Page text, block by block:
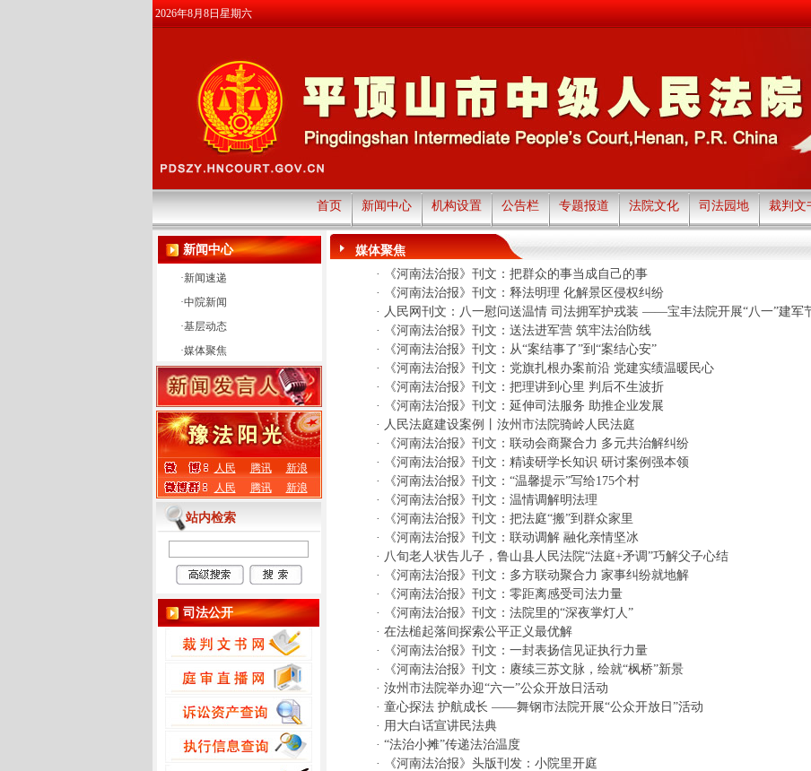
2026年8月8日星期六
首页 新闻中心 机构设置 公告栏 专题报道 法院文化 司法园地 裁判文
新闻中心
·新闻速递
·中院新闻
·基层动态
·媒体聚焦
人民 腾讯
新浪
人民
腾讯 新浪
站内检索
司法公开
媒体聚焦
·
《河南法治报》刊文：把群众的事当成自己的事
·
《河南法治报》刊文：释法明理 化解景区侵权纠纷
· 人民网刊文：八一慰问送温情 司法拥军护戎装 ——宝丰法院开展“八一”建军
·
《河南法治报》刊文：送法进军营 筑牢法治防线
·
《河南法治报》刊文：从“案结事了”到“案结心安”
·
《河南法治报》刊文：党旗扎根办案前沿 党建实绩温暖民心
·
《河南法治报》刊文：把理讲到心里 判后不生波折
·
《河南法治报》刊文：延伸司法服务 助推企业发展
· 人民法庭建设案例丨汝州市法院骑岭人民法庭
·
《河南法治报》刊文：联动会商聚合力 多元共治解纠纷
·
《河南法治报》刊文：精读研学长知识 研讨案例强本领
·
《河南法治报》刊文：“温馨提示”写给175个村
·
《河南法治报》刊文：温情调解明法理
·
《河南法治报》刊文：把法庭“搬”到群众家里
·
《河南法治报》刊文：联动调解 融化亲情坚冰
· 八旬老人状告儿子，鲁山县人民法院“法庭+矛调”巧解父子心结
·
《河南法治报》刊文：多方联动聚合力 家事纠纷就地解
·
《河南法治报》刊文：零距离感受司法力量
·
《河南法治报》刊文：法院里的“深夜掌灯人”
· 在法槌起落间探索公平正义最优解
·
《河南法治报》刊文：一封表扬信见证执行力量
·
《河南法治报》刊文：赓续三苏文脉，绘就“枫桥”新景
· 汝州市法院举办迎“六一”公众开放日活动
· 童心探法 护航成长 ——舞钢市法院开展“公众开放日”活动
· 用大白话宣讲民法典
· “法治小摊”传递法治温度
·
《河南法治报》头版刊发：小院里开庭